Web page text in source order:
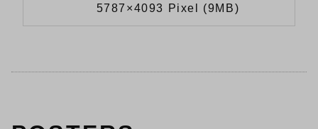
5787×4093 Pixel (9MB)